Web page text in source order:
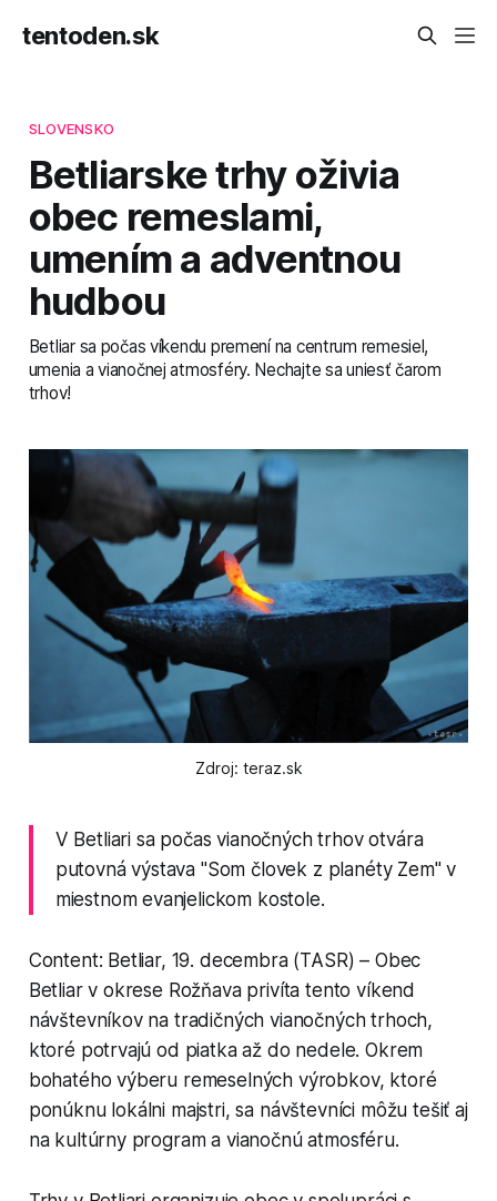
tentoden.sk
SLOVENSKO
Betliarske trhy oživia
obec remeslami,
umením a adventnou
hudbou
Betliar sa počas víkendu premení na centrum remesiel,
umenia a vianočnej atmosféry. Nechajte sa uniesť čarom
trhov!
Zdroj: teraz.sk
V Betliari sa počas vianočných trhov otvára
putovná výstava "Som človek z planéty Zem" v
miestnom evanjelickom kostole.
Content: Betliar, 19. decembra (TASR) – Obec
Betliar v okrese Rožňava privíta tento víkend
návštevníkov na tradičných vianočných trhoch,
ktoré potrvajú od piatka až do nedele. Okrem
bohatého výberu remeselných výrobkov, ktoré
ponúknu lokálni majstri, sa návštevníci môžu tešiť aj
na kultúrny program a vianočnú atmosféru.